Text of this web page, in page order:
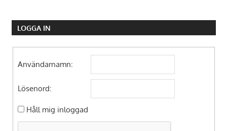
LOGGA IN
Användarnamn:
Lösenord:
Håll mig inloggad